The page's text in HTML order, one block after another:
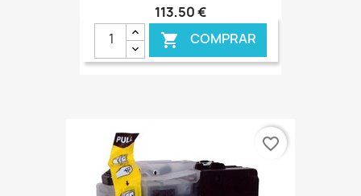
113,50 €
 COMPRAR
€ ONLINE
favorite_border